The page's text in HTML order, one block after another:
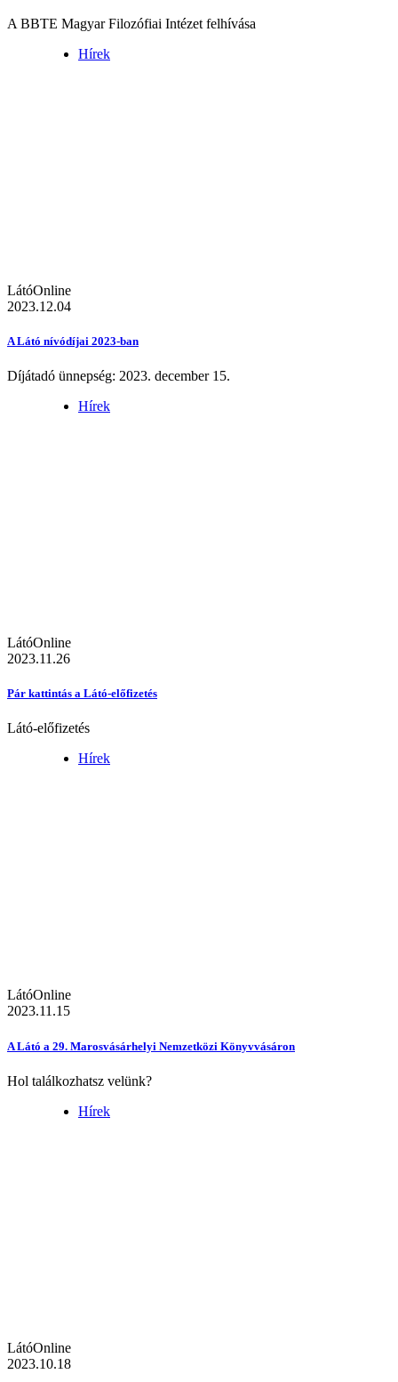
A BBTE Magyar Filozófiai Intézet felhívása
Hírek
LátóOnline
2023.12.04
A Látó nívódíjai 2023-ban
Díjátadó ünnepség: 2023. december 15.
Hírek
LátóOnline
2023.11.26
Pár kattintás a Látó-előfizetés
Látó-előfizetés
Hírek
LátóOnline
2023.11.15
A Látó a 29. Marosvásárhelyi Nemzetközi Könyvvásáron
Hol találkozhatsz velünk?
Hírek
LátóOnline
2023.10.18